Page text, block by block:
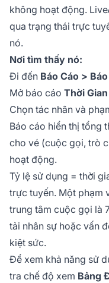
không hoạt động.
qua trạng thái trực
nó.
Nơi tìm thấy nó:
Đi đến Báo Cáo >
Mở báo cáo Thời
Chọn tác nhân và
Báo cáo hiển thị tổng
cho vé (cuộc gọi, trò
hoạt động.
Tỷ lệ sử dụng = thời
trực tuyến. Một phạm
trung tâm cuộc gọi là
tải nhân sự hoặc vấn
kiệt sức.
Để xem khả năng sử
tra chế độ xem Bảng